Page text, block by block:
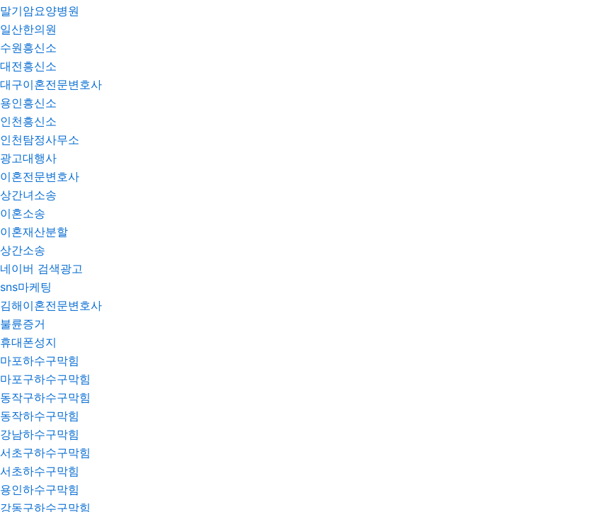
말기암요양병원
일산한의원
수원흥신소
대전흥신소
대구이혼전문변호사
용인흥신소
인천흥신소
인천탐정사무소
광고대행사
이혼전문변호사
상간녀소송
이혼소송
이혼재산분할
상간소송
네이버 검색광고
sns마케팅
김해이혼전문변호사
불륜증거
휴대폰성지
마포하수구막힘
마포구하수구막힘
동작구하수구막힘
동작하수구막힘
강남하수구막힘
서초구하수구막힘
서초하수구막힘
용인하수구막힘
강동구하수구막힘